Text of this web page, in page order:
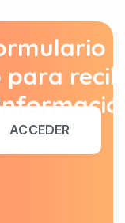
para
ACCEDER